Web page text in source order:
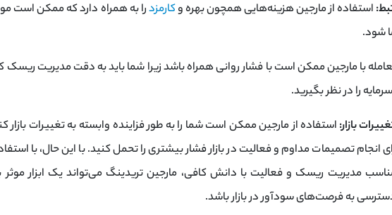
استفاده از مارجین هزینه‌هایی همچون بهره وکارمزدرا به همراه دارد که ممکن است
شود.
با مارجین ممکن است با فشار روانی همراه باشد زیرا شما باید به دقت مدیریت ریسک
را در نظر بگیرید.
استفاده از مارجین ممکن است شما را به طور فزاینده وابسته به تغییرات بازار
انجام تصمیمات مداوم و فعالیت در بازار فشار بیشتری را تحمل کنید. با این حال، با
مدیریت ریسک و فعالیت با دانش کافی، مارجین تریدینگ می‌تواند یک ابزار موثر
به فرصت‌های سودآور در بازار باشد.